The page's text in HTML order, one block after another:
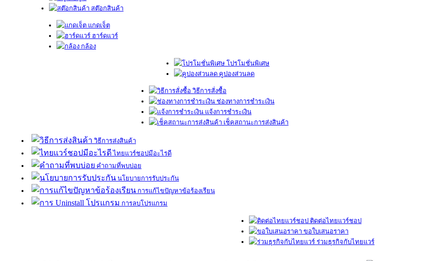
สต๊อกสินค้า
แกดเจ็ต
ฮาร์ดแวร์
กล้อง
โปรโมชั่นพิเศษ
คูปองส่วนลด
วิธีการสั่งซื้อ
ช่องทางการชำระเงิน
แจ้งการชำระเงิน
เช็คสถานะการส่งสินค้า
วิธีการส่งสินค้า
ไทยแวร์ชอปมีอะไรดี
คำถามที่พบบ่อย
นโยบายการรับประกัน
การแก้ไขปัญหาข้อร้องเรียน
การลบโปรแกรม
ติดต่อไทยแวร์ชอป
ขอใบเสนอราคา
ร่วมธุรกิจกับไทยแวร์